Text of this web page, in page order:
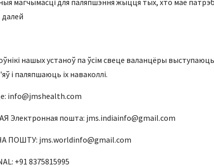
магчымасці для паляпшэння жыцця тых, хто мае
нашых устаноў па ўсім свеце валанцёры
і паляпшаюць іх наваколлі.
info@jmshealth.com
пошта: jms.indiainfo@gmail.com
jms.worldinfo@gmail.com
+91 8375815995